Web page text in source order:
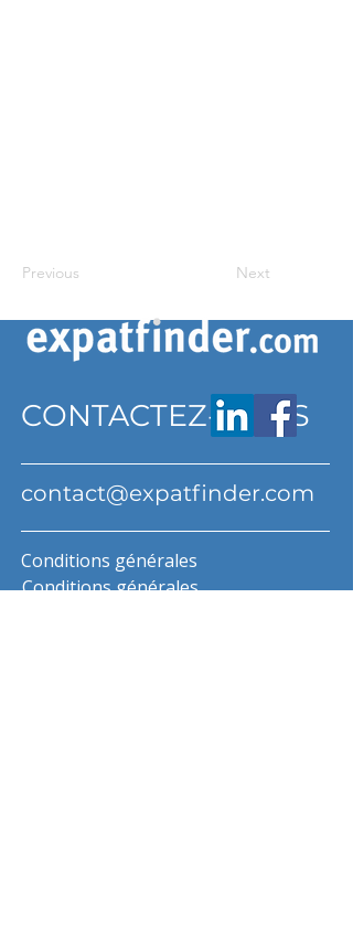
Previous Next
CONTACTEZ-NOUS
contact@expatfinder.com
Conditions générales
Conditions générales